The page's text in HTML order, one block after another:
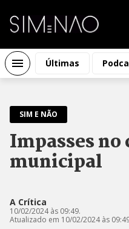
Últimas
SIM E NÃO
Impasses no
municipal
A Crítica
10/02/2024 às 09:49.
Atualizado em 10/02/2024 às